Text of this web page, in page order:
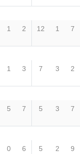
1 2 12 1 7
1 3 7 3 2
5 7 5 3 7
0 6 5 2 9